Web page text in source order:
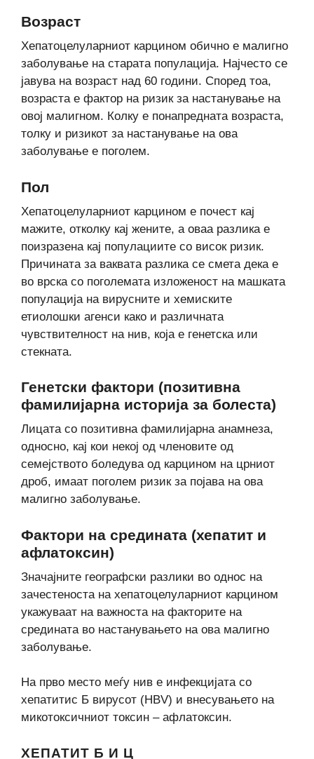
Возраст
Хепатоцелуларниот карцином обично е малигно
заболување на старата популација. Најчесто се
јавува на возраст над 60 години. Според тоа,
возраста е фактор на ризик за настанување на
овој малигном. Колку е понапредната возраста,
толку и ризикот за настанување на ова
заболување е поголем.
Пол
Хепатоцелуларниот карцином е почест кај
мажите, отколку кај жените, а оваа разлика е
поизразена кај популациите со висок ризик.
Причината за ваквата разлика се смета дека е
во врска со поголемата изложеност на машката
популација на вирусните и хемиските
етиолошки агенси како и различната
чувствителност на нив, која е генетска или
стекната.
Генетски фактори (позитивна
фамилијарна историја за болеста)
Лицата со позитивна фамилијарна анамнеза,
односно, кај кои некој од членовите од
семејството боледува од карцином на црниот
дроб, имаат поголем ризик за појава на ова
малигно заболување.
Фактори на средината (хепатит и
афлатоксин)
Значајните географски разлики во однос на
зачестеноста на хепатоцелуларниот карцином
укажуваат на важноста на факторите на
средината во настанувањето на ова малигно
заболување.
На прво место меѓу нив е инфекцијата со
хепатитис Б вирусот (HBV) и внесувањето на
микотоксичниот токсин – афлатоксин.
ХЕПАТИТ Б И Ц